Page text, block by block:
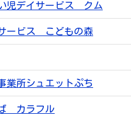
児デイサービス クム
ービス こどもの森
業所シュエットぷち
カラフル